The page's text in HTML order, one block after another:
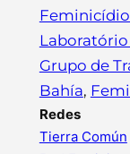
Grupo de
Bahía,
Redes
Tierra Común